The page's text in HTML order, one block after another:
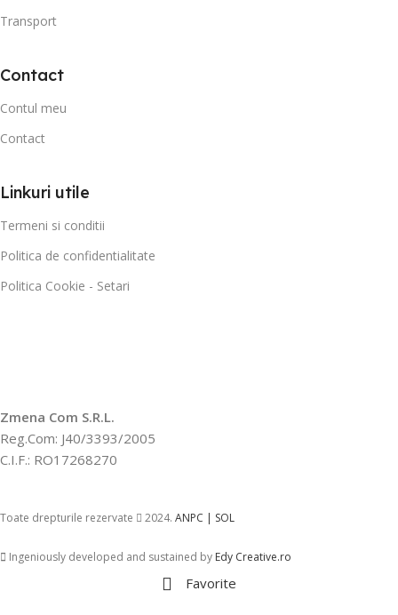
Transport
Contact
Contul meu
Contact
Linkuri utile
Termeni si conditii
Politica de confidentialitate
Politica Cookie - Setari
Zmena Com S.R.L.
Reg.Com: J40/3393/2005
C.I.F.: RO17268270
Toate drepturile rezervate 2024. ANPC | SOL
Ingeniously developed and sustained by Edy Creative.ro
Favorite